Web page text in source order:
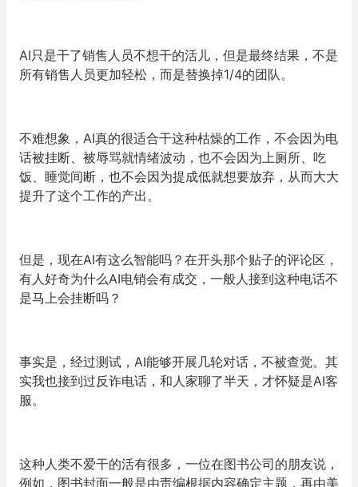
AI只是干了销售人员不想干的活儿，但是最终结果，不是
所有销售人员更加轻松，而是替换掉1/4的团队。
不难想象，AI真的很适合干这种枯燥的工作，不会因为电
话被挂断、被辱骂就情绪波动，也不会因为上厕所、吃
饭、睡觉间断，也不会因为提成低就想要放弃，从而大大
提升了这个工作的产出。
但是，现在AI有这么智能吗？在开头那个贴子的评论区，
有人好奇为什么AI电销会有成交，一般人接到这种电话不
是马上会挂断吗？
事实是，经过测试，AI能够开展几轮对话，不被查觉。其
实我也接到过反诈电话，和人家聊了半天，才怀疑是AI客
服。
这种人类不爱干的活有很多，一位在图书公司的朋友说，
例如，图书封面一般是由责编根据内容确定主题，再由美